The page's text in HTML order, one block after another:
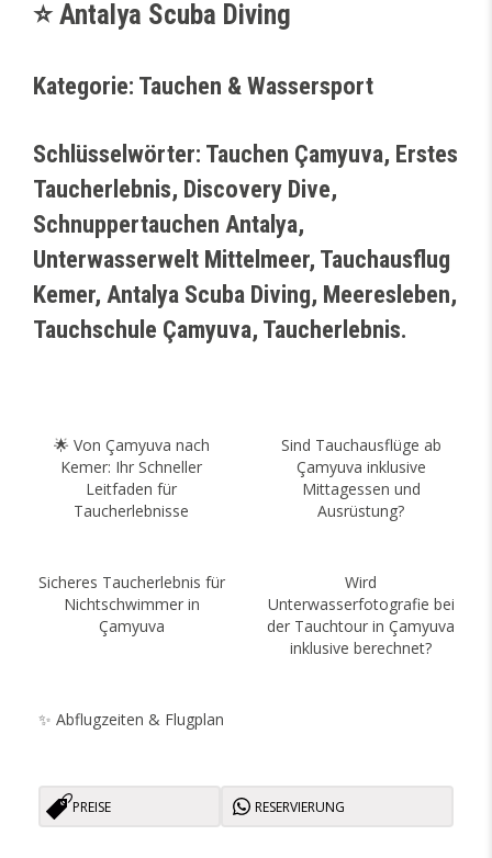
⭐ Antalya Scuba Diving
Kategorie: Tauchen & Wassersport
Schlüsselwörter: Tauchen Çamyuva, Erstes
Taucherlebnis, Discovery Dive,
Schnuppertauchen Antalya,
Unterwasserwelt Mittelmeer, Tauchausflug
Kemer, Antalya Scuba Diving, Meeresleben,
Tauchschule Çamyuva, Taucherlebnis.
🌟 Von Çamyuva nach
Kemer: Ihr Schneller
Leitfaden für
Taucherlebnisse
Sind Tauchausflüge ab
Çamyuva inklusive
Mittagessen und
Ausrüstung?
Sicheres Taucherlebnis für
Nichtschwimmer in
Çamyuva
Wird
Unterwasserfotografie bei
der Tauchtour in Çamyuva
inklusive berechnet?
✨ Abflugzeiten & Flugplan
PREISE RESERVIERUNG